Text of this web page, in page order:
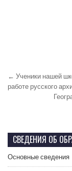
← Ученики нашей
работе русского
СВЕДЕНИЯ ОБ
Основные сведения